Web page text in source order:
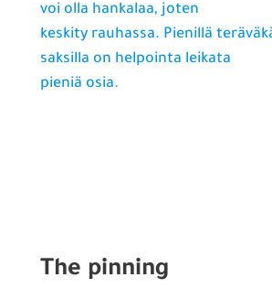
voi olla hankalaa, joten
keskity rauhassa. Pienillä
saksilla on helpointa leikata
pieniä osia.
The pinning